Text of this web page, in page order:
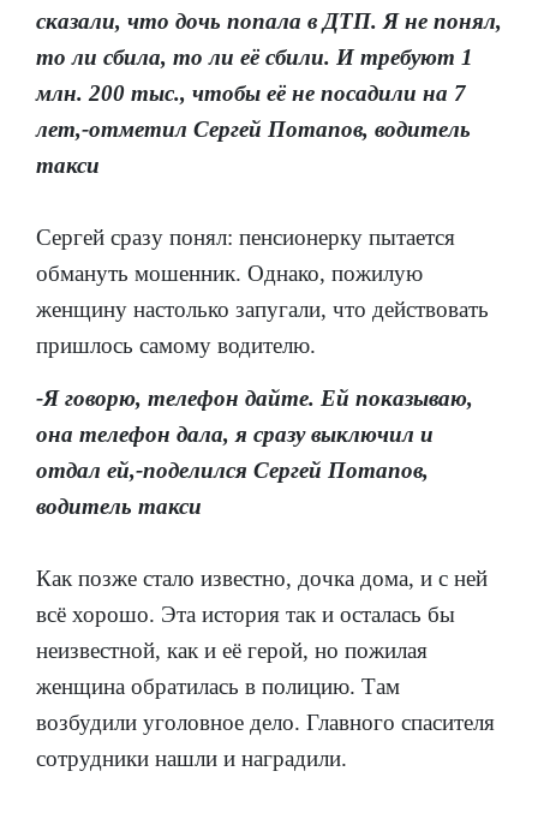
сказали, что дочь попала в ДТП. Я не понял,
то ли сбила, то ли её сбили. И требуют 1
млн. 200 тыс., чтобы её не посадили на 7
лет,-отметил Сергей Потапов, водитель
такси
Сергей сразу понял: пенсионерку пытается
обмануть мошенник. Однако, пожилую
женщину настолько запугали, что действовать
пришлось самому водителю.
-Я говорю, телефон дайте. Ей показываю,
она телефон дала, я сразу выключил и
отдал ей,-поделился Сергей Потапов,
водитель такси
Как позже стало известно, дочка дома, и с ней
всё хорошо. Эта история так и осталась бы
неизвестной, как и её герой, но пожилая
женщина обратилась в полицию. Там
возбудили уголовное дело. Главного спасителя
сотрудники нашли и наградили.